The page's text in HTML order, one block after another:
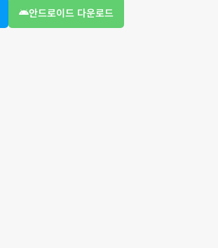
안드로이드 다운로드